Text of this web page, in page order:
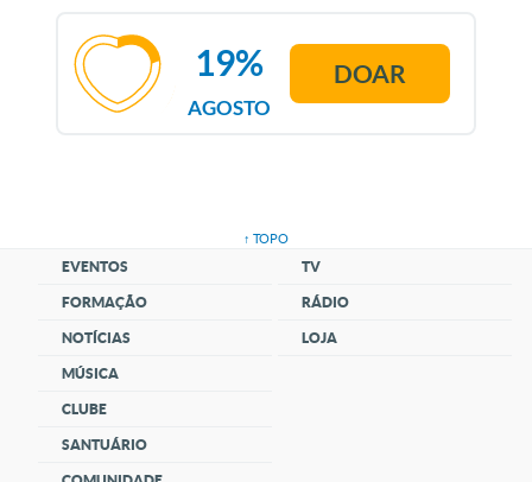
AGOSTO
19% DOAR
↑ TOPO
EVENTOS
FORMAÇÃO
NOTÍCIAS
MÚSICA
CLUBE
SANTUÁRIO
TV
RÁDIO
LOJA